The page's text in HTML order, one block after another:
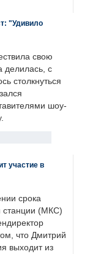
"Удивило
свою
делилась, с
столкнуться
шоу-
участие в
срока
станции (МКС)
что Дмитрий
выходит из